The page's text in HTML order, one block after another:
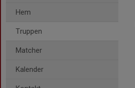
Hem
Truppen
Matcher
Kalender